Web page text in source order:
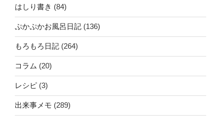
はしり書き (84)
ぷかぷかお風呂日記 (136)
もろもろ日記 (264)
コラム (20)
レシピ (3)
出来事メモ (289)